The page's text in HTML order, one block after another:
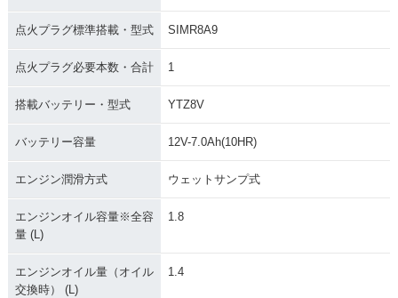
点火プラグ標準搭載・型式 SIMR8A9
点火プラグ必要本数・合計 1
搭載バッテリー・型式 YTZ8V
バッテリー容量 12V-7.0Ah(10HR)
エンジン潤滑方式 ウェットサンプ式
エンジンオイル容量※全容
量 (L)
1.8
エンジンオイル量（オイル
交換時） (L)
1.4